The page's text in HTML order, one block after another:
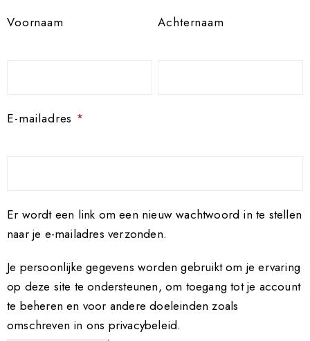
Voornaam Achternaam
E-mailadres *
Er wordt een link om een nieuw wachtwoord in te stellen
naar je e-mailadres verzonden.
Je persoonlijke gegevens worden gebruikt om je ervaring
op deze site te ondersteunen, om toegang tot je account
te beheren en voor andere doeleinden zoals
omschreven in ons privacybeleid.